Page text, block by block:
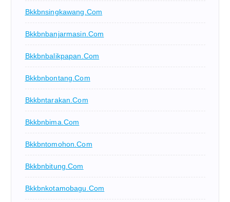
Bkkbnsingkawang.com
Bkkbnbanjarmasin.com
Bkkbnbalikpapan.com
Bkkbnbontang.com
Bkkbntarakan.com
Bkkbnbima.com
Bkkbntomohon.com
Bkkbnbitung.com
Bkkbnkotamobagu.com